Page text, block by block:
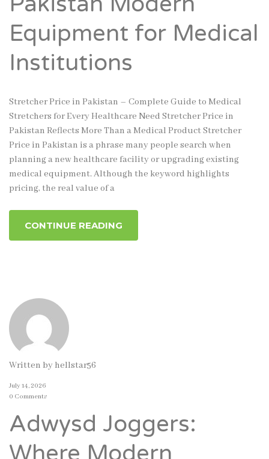
Equipment for Medical
Institutions
Stretcher Price in Pakistan – Complete Guide to Medical
Stretchers for Every Healthcare Need Stretcher Price in
Pakistan Reflects More Than a Medical Product Stretcher
Price in Pakistan is a phrase many people search when
planning a new healthcare facility or upgrading existing
medical equipment. Although the keyword highlights
pricing, the real value of a
CONTINUE READING
Written by hellstar56
July 14, 2026
0 Comments
Adwysd Joggers: